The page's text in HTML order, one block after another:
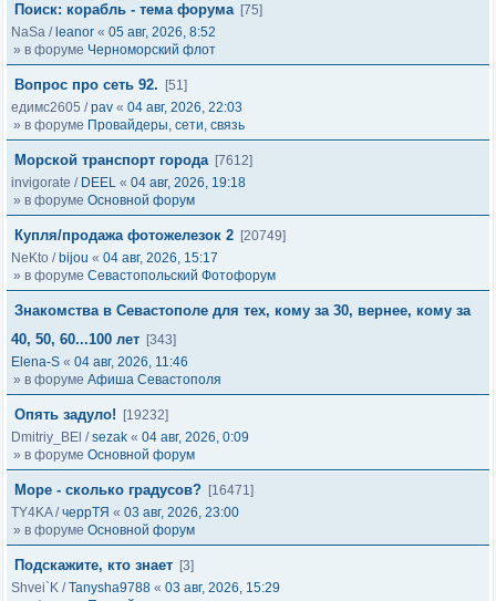
Поиск: корабль - тема форума [75]
NaSa / leanor « 05 авг, 2026, 8:52
» в форуме Черноморский флот
Вопрос про сеть 92.
[51]
едимс2605 /pav « 04 авг, 2026, 22:03
» в форуме Провайдеры, сети, связь
Морской транспорт города [7612]
invigorate / DEEL « 04 авг, 2026, 19:18
» в форуме Основной форум
Купля/продажа фотожелезок 2 [20749]
NeKto / bijou « 04 авг, 2026, 15:17
» в форуме Севастопольский Фотофорум
Знакомства в Севастополе для тех, кому за 30, вернее, кому за
40, 50, 60...100 лет [343]
Elena-S « 04 авг, 2026, 11:46
» в форуме Афиша Севастополя
Опять задуло!
[19232]
Dmitriy_BEl /sezak « 04 авг, 2026, 0:09
» в форуме Основной форум
Море - сколько градусов? [16471]
TY4KA/черрТЯ « 03 авг, 2026, 23:00
» в форуме Основной форум
Подскажите, кто знает [3]
Shvei`K /Tanysha9788 « 03 авг, 2026, 15:29